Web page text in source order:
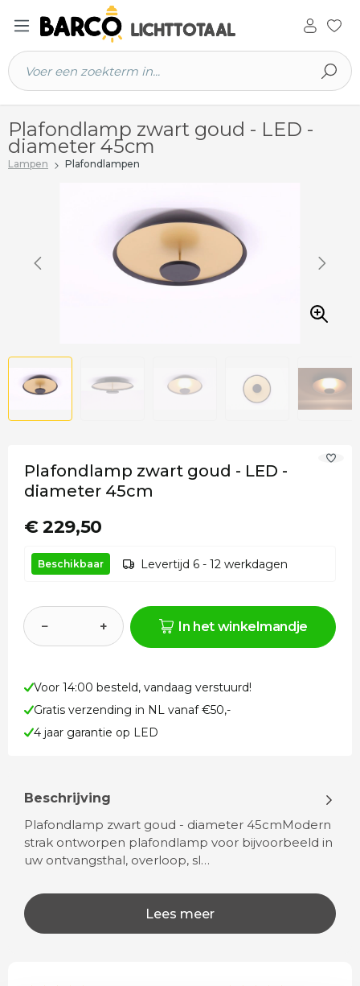
hoofdinhoud
Plafondlamp zwart goud - LED -
diameter 45cm
Lampen Plafondlampen
Plafondlamp zwart goud - LED -
diameter 45cm
€ 229,50
Beschikbaar Levertijd 6 - 12 werkdagen
− + In het winkelmandje
Voor 14:00 besteld, vandaag verstuurd!
Gratis verzending in NL vanaf €50,-
4 jaar garantie op LED
Beschrijving
Plafondlamp zwart goud - diameter 45cmModern
strak ontworpen plafondlamp voor bijvoorbeeld in
uw ontvangsthal, overloop, sl…
Lees meer